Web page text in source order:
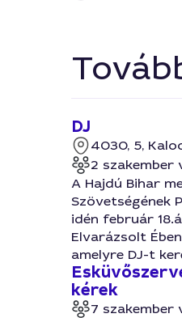
DJ
4030, 5,
2 szakember
A Hajdú Bihar
Szövetségének
idén február
Elvarázsolt
amelyre DJ-t
kérek
7 szakember